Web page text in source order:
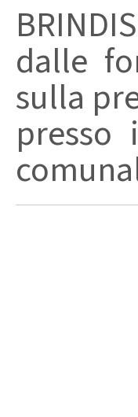
dalle
sulla